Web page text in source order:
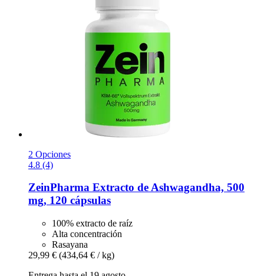
2 Opciones
4.8 (4)
ZeinPharma Extracto de Ashwagandha, 500
mg, 120 cápsulas
100% extracto de raíz
Alta concentración
Rasayana
29,99 € (434,64 € / kg)